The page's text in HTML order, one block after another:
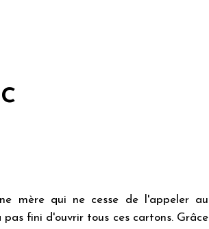
mère qui ne cesse de l'appeler au
fini d'ouvrir tous ces cartons. Grâce